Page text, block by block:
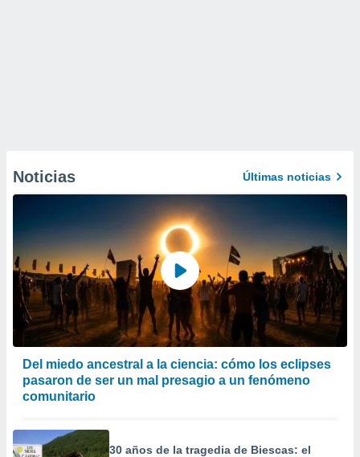
Noticias Últimas noticias
Del miedo ancestral a la ciencia: cómo los eclipses
pasaron de ser un mal presagio a un fenómeno
comunitario
30 años de la tragedia de Biescas: el